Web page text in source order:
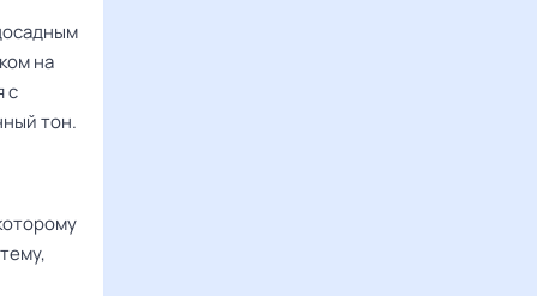
на
с
тон.